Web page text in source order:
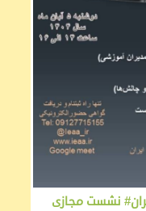
نشست مجازی